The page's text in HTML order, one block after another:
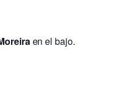
en el bajo.